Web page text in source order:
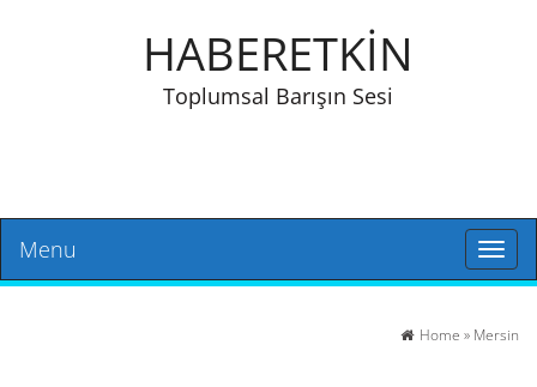
HABERETKİN
Toplumsal Barışın Sesi
Toggle
Menu
Home » Mersin